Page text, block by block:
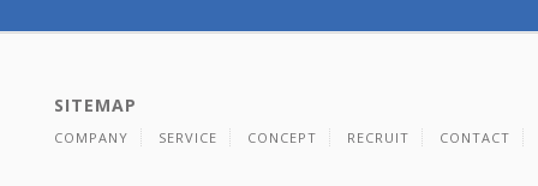
SITEMAP
COMPANY SERVICE CONCEPT RECRUIT CONTACT